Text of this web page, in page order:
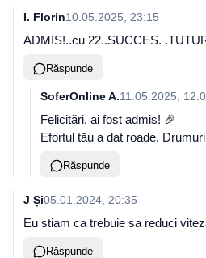
I. Florin10.05.2025, 23:15
ADMIS!..cu 22..SUCCES.
Răspunde
SoferOnline A.11.05.2025,
Felicitări, ai fost admis! 🎉
Efortul tău a dat roade.
Răspunde
J Și05.01.2024, 20:35
Eu stiam ca trebuie sa reduci
Răspunde